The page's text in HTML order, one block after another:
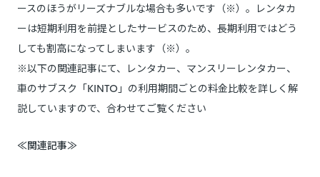
ースのほうがリーズナブルな場合も多いです（※）。レンタカ
ーは短期利用を前提としたサービスのため、長期利用ではどう
しても割高になってしまいます（※）。
※以下の関連記事にて、レンタカー、マンスリーレンタカー、
車のサブスク「KINTO」の利用期間ごとの料金比較を詳しく解
説していますので、合わせてご覧ください
≪関連記事≫